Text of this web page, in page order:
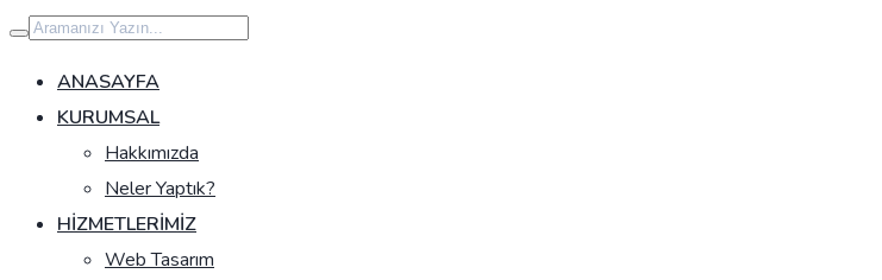
İçeriğe
geç
ANASAYFA
KURUMSAL
Hakkımızda
Neler Yaptık?
HIZMETLERIMIZ
Web Tasarım